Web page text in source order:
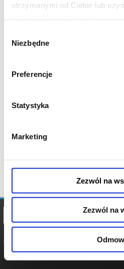
otrzymanymi od Ciebie lub
zgody
Niezbędne
Preferencje
Statystyka
Marketing
Zezwól na
Zezwól na